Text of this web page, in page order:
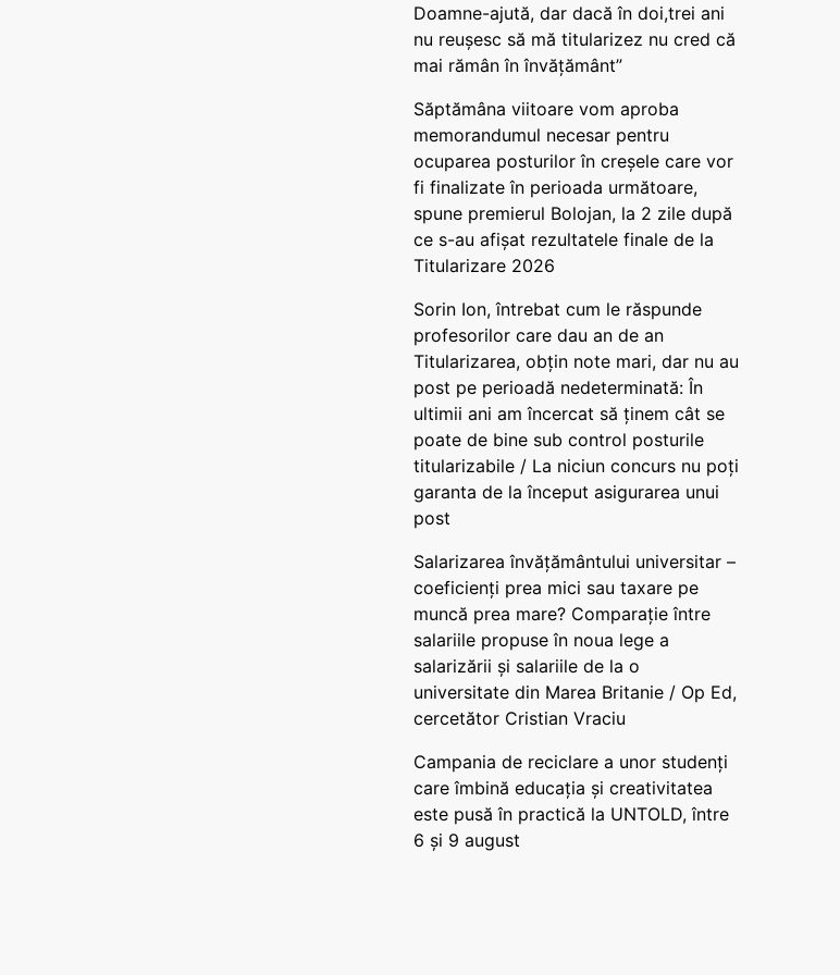
Doamne-ajută, dar dacă în doi,trei ani
nu reușesc să mă titularizez nu cred că
mai rămân în învățământ”
Săptămâna viitoare vom aproba
memorandumul necesar pentru
ocuparea posturilor în creșele care vor
fi finalizate în perioada următoare,
spune premierul Bolojan, la 2 zile după
ce s-au afișat rezultatele finale de la
Titularizare 2026
Sorin Ion, întrebat cum le răspunde
profesorilor care dau an de an
Titularizarea, obțin note mari, dar nu au
post pe perioadă nedeterminată: În
ultimii ani am încercat să ținem cât se
poate de bine sub control posturile
titularizabile / La niciun concurs nu poți
garanta de la început asigurarea unui
post
Salarizarea învățământului universitar –
coeficienți prea mici sau taxare pe
muncă prea mare? Comparație între
salariile propuse în noua lege a
salarizării și salariile de la o
universitate din Marea Britanie / Op Ed,
cercetător Cristian Vraciu
Campania de reciclare a unor studenți
care îmbină educația și creativitatea
este pusă în practică la UNTOLD, între
6 și 9 august